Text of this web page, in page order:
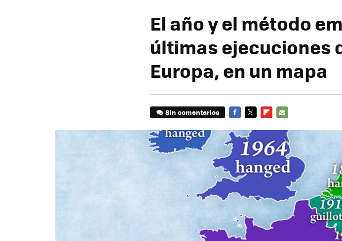
El año y el método
últimas ejecuciones
Europa, en un mapa
Sin comentarios
MAIL